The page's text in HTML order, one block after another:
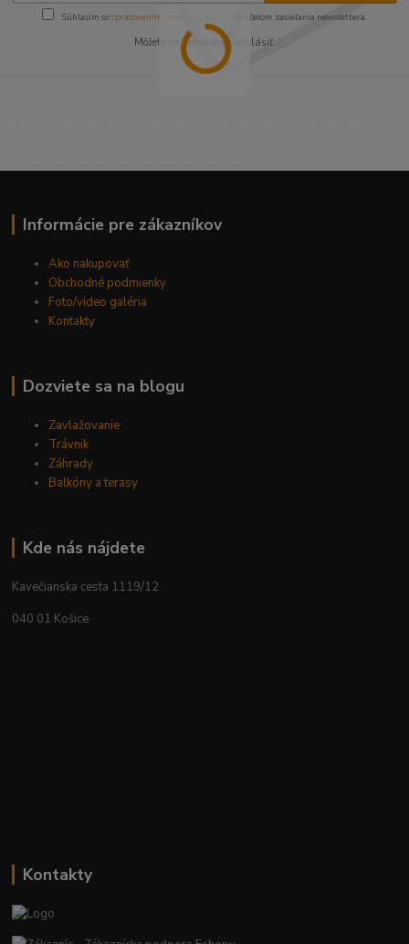
Súhlasím sospracovaním osobných údajov za účelom zasielania newslettera.
Môžete sa kedykoľvek odhlásiť.
Informácie pre zákazníkov
Ako nakupovať
Obchodné podmienky
Foto/video galéria
Kontakty
Dozviete sa na blogu
Zavlažovanie
Trávnik
Záhrady
Balkóny a terasy
Kde nás nájdete
Kavečianska cesta 1119/12
040 01 Košice
Kontakty